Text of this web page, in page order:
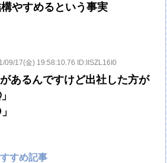
やすめるという事実
09/17(金) 19:58:10.76 ID:IISZL16I0
あるんですけど出社した方が
すめ記事